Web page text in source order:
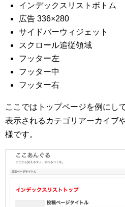
インデックスリストボトム
広告 336×280
サイドバーウィジェット
スクロール追従領域
フッター左
フッター中
フッター右
ここではトップページを例にし
表示されるカテゴリアーカイブ
様です。